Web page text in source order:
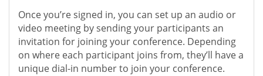
Once you’re signed in, you can set up an audio or
video meeting by sending your participants an
invitation for joining your conference. Depending
on where each participant joins from, they’ll have a
unique dial-in number to join your conference.